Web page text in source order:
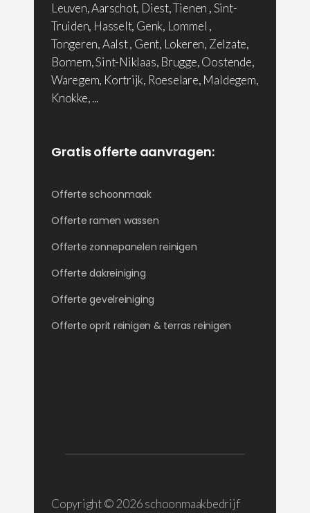
Leuven, Aarschot, Diest, Tienen , Sint-
Truiden, Hasselt, Genk, Lommel ,
Tongeren, Aalst , Gent, Lokeren, Zelzate,
Bornem, Sint-Niklaas, Brugge, Oostende,
Waregem, Kortrijk, Roeselare, Maldegem,
Knokke, ...
Gratis offerte aanvragen:
Offerte schoonmaak
Offerte ramen wassen
Offerte zonnepanelen reinigen
Offerte dakreiniging
Offerte gevelreiniging
Offerte oprit reinigen & terras reinigen
Copyright © 2026 schoonmaakbedrijf